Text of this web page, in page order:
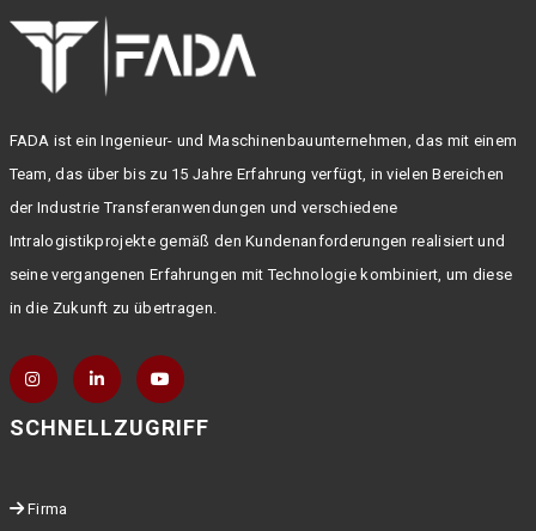
FADA ist ein Ingenieur- und Maschinenbauunternehmen, das mit einem
Team, das über bis zu 15 Jahre Erfahrung verfügt, in vielen Bereichen
der Industrie Transferanwendungen und verschiedene
Intralogistikprojekte gemäß den Kundenanforderungen realisiert und
seine vergangenen Erfahrungen mit Technologie kombiniert, um diese
in die Zukunft zu übertragen.
SCHNELLZUGRIFF
Firma